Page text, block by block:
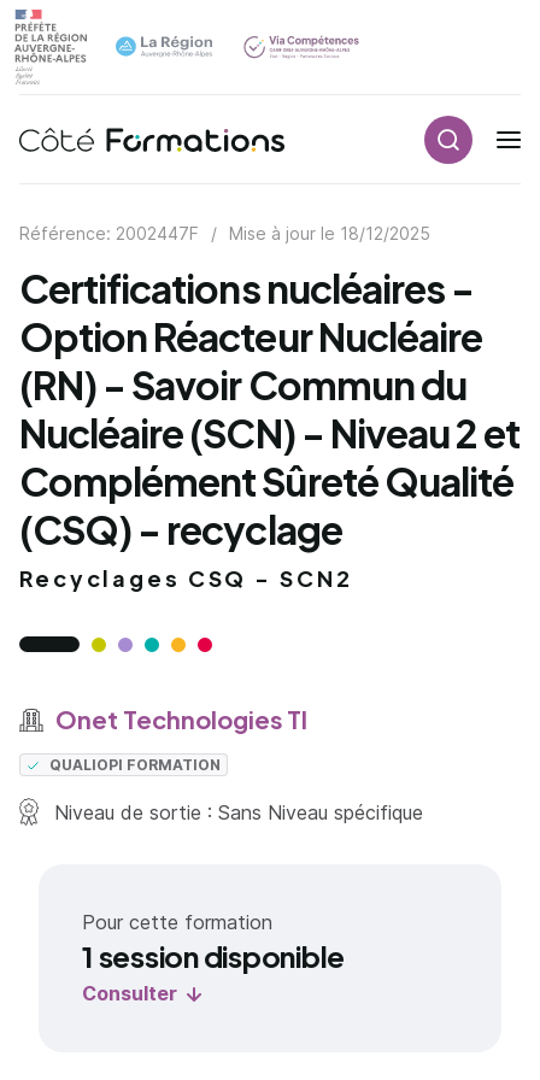
Navigation principale
Référence: 2002447F / Mise à jour le 18/12/2025
Certifications nucléaires -
Option Réacteur Nucléaire
(RN) - Savoir Commun du
Nucléaire (SCN) - Niveau 2 et
Complément Sûreté Qualité
(CSQ) - recyclage
Recyclages CSQ - SCN2
Onet Technologies TI
QUALIOPI FORMATION
Niveau de sortie : Sans Niveau spécifique
Pour cette formation
1 session disponible
Consulter